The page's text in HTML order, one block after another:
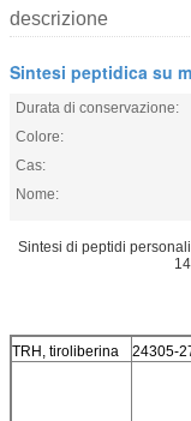
descrizione
Sintesi peptidica su
Durata di conservazione:
Colore:
Cas:
Nome:
Sintesi di peptidi
TRH, tiroliberina 24305-